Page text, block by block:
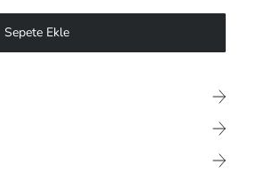
Sepete Ekle